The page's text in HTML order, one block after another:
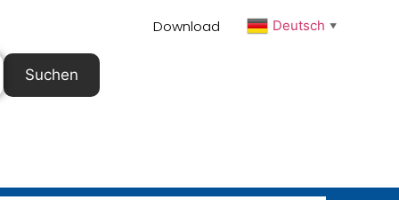
Suchen
Download Deutsch ▼